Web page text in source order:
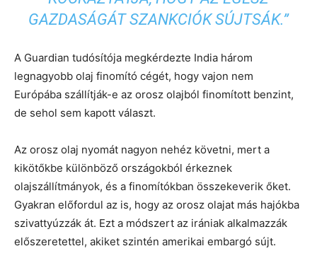
GAZDASÁGÁT SZANKCIÓK SÚJTSÁK.”
A Guardian tudósítója megkérdezte India három
legnagyobb olaj finomító cégét, hogy vajon nem
Európába szállítják-e az orosz olajból finomított benzint,
de sehol sem kapott választ.
Az orosz olaj nyomát nagyon nehéz követni, mert a
kikötőkbe különböző országokból érkeznek
olajszállítmányok, és a finomítókban összekeverik őket.
Gyakran előfordul az is, hogy az orosz olajat más hajókba
szivattyúzzák át. Ezt a módszert az irániak alkalmazzák
előszeretettel, akiket szintén amerikai embargó sújt.